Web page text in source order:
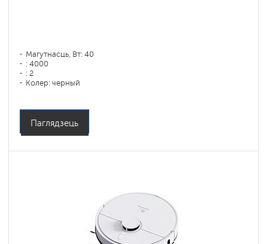
Магутнасць, Вт: 40
: 4000
: 2
Колер: черный
Паглядзець